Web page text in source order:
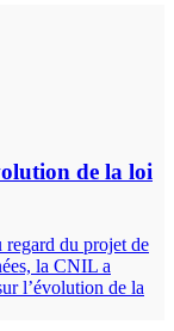
de la loi
regard du projet de
la CNIL a
l’évolution de la